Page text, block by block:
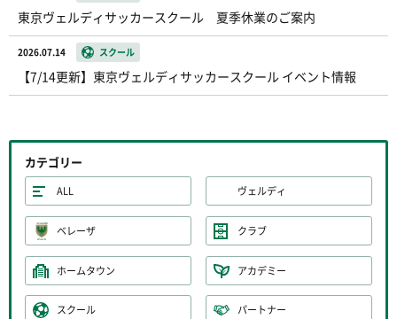
東京ヴェルディサッカースクール 夏季休業のご案内
2026.07.14 スクール
【7/14更新】東京ヴェルディサッカースクール イベント情報
カテゴリー
ALL ヴェルディ
ベレーザ クラブ
ホームタウン アカデミー
スクール パートナー